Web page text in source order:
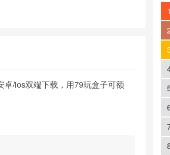
/ios双端下载，用79玩盒子可额
1